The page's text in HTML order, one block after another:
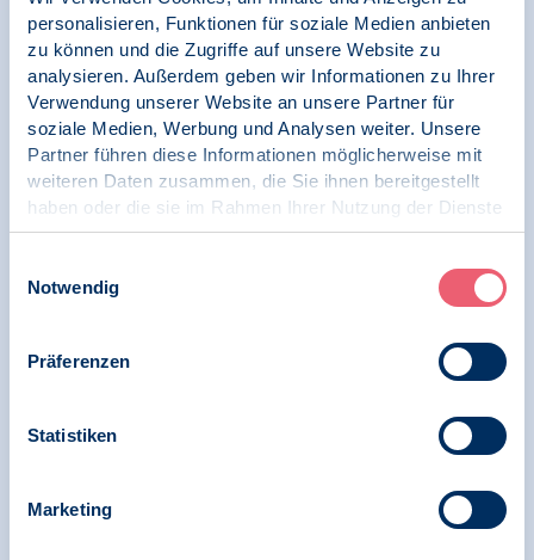
personalisieren, Funktionen für soziale Medien anbieten
zu können und die Zugriffe auf unsere Website zu
analysieren. Außerdem geben wir Informationen zu Ihrer
Verwendung unserer Website an unsere Partner für
soziale Medien, Werbung und Analysen weiter. Unsere
Partner führen diese Informationen möglicherweise mit
weiteren Daten zusammen, die Sie ihnen bereitgestellt
haben oder die sie im Rahmen Ihrer Nutzung der Dienste
gesammelt haben.
Notwendig
Präferenzen
Statistiken
Marketing
Europäischen Asylsystems als verheerendes
Signal für die Migrationspolitik
14.08.2025
Pressemitteilung | Psychologie in Krisen |
Menschenrechte
Familiennachzugs für subsidiär
europäischem Recht auf Familienleben
Pressemitteilung | Psychologie in Krisen |
Menschenrechte